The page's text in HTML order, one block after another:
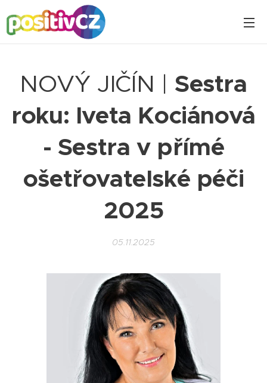
NOVÝ JIČÍN | Sestra
roku: Iveta Kociánová
- Sestra v přímé
ošetřovatelské péči
2025
05.11.2025